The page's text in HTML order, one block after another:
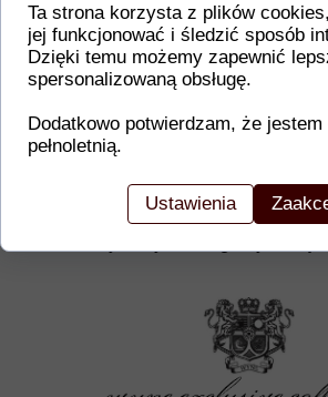
Dodatkowe informacje o
W tej sekcji warto umieścić
gwarancji, zalecenia
certyfikaty lub nagrody.
Ta strona korzysta z plików
jej funkcjonować i śledzić sposób
Dzięki temu możemy zapewnić
spersonalizowaną obsługę.
Dodatkowo potwierdzam, że jestem
pełnoletnią.
Ustawienia